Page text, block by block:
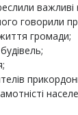
важливі
говорили
життя громади;